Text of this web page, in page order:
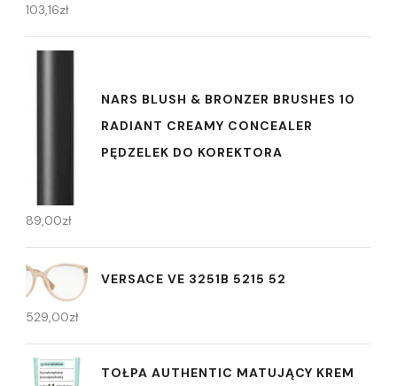
103,16zł
NARS BLUSH & BRONZER BRUSHES 10
RADIANT CREAMY CONCEALER
PĘDZELEK DO KOREKTORA
89,00zł
VERSACE VE 3251B 5215 52
529,00zł
TOŁPA AUTHENTIC MATUJĄCY KREM